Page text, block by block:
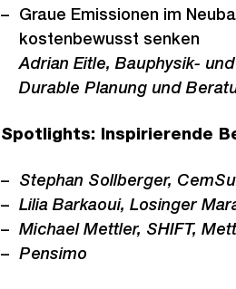
Graue Emissionen im
kostenbewusst senken
Adrian Eitle, Bauphysik-
Durable Planung und
Spotlights: Inspirierende
Stephan Sollberger,
Lilia Barkaoui, Losinger
Michael Mettler, SHIFT,
Pensimo